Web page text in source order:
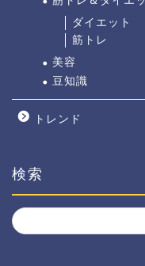
ダイエット
筋トレ
美容
豆知識
トレンド
検索